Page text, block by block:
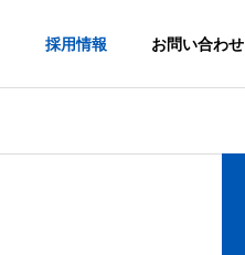
採用情報 お問い合わせ